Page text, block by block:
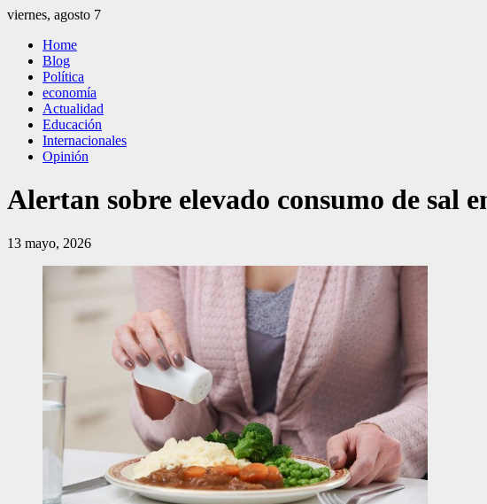
Saltar
contenido
viernes, agosto 7
El Independiente
El independiente Libre y Transparente
Home
Blog
Política
economía
Actualidad
Educación
Internacionales
Opinión
Alertan sobre elevado consumo de sal
13 mayo, 2026